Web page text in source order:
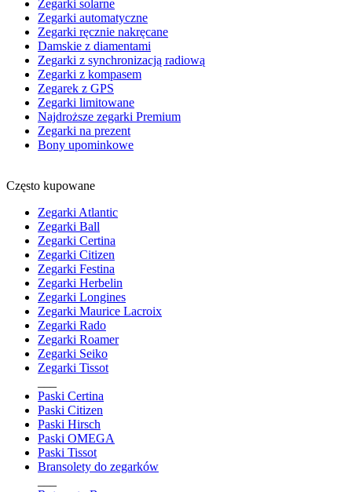
Zegarki solarne
Zegarki automatyczne
Zegarki ręcznie nakręcane
Damskie z diamentami
Zegarki z synchronizacją radiową
Zegarki z kompasem
Zegarek z GPS
Zegarki limitowane
Najdroższe zegarki Premium
Zegarki na prezent
Bony upominkowe
Często kupowane
Zegarki Atlantic
Zegarki Ball
Zegarki Certina
Zegarki Citizen
Zegarki Festina
Zegarki Herbelin
Zegarki Longines
Zegarki Maurice Lacroix
Zegarki Rado
Zegarki Roamer
Zegarki Seiko
Zegarki Tissot
Paski Certina
Paski Citizen
Paski Hirsch
Paski OMEGA
Paski Tissot
Bransolety do zegarków